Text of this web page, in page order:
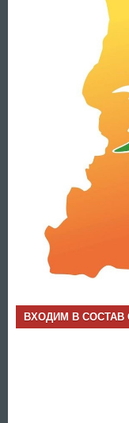
ВХОДИМ В СОСТАВ